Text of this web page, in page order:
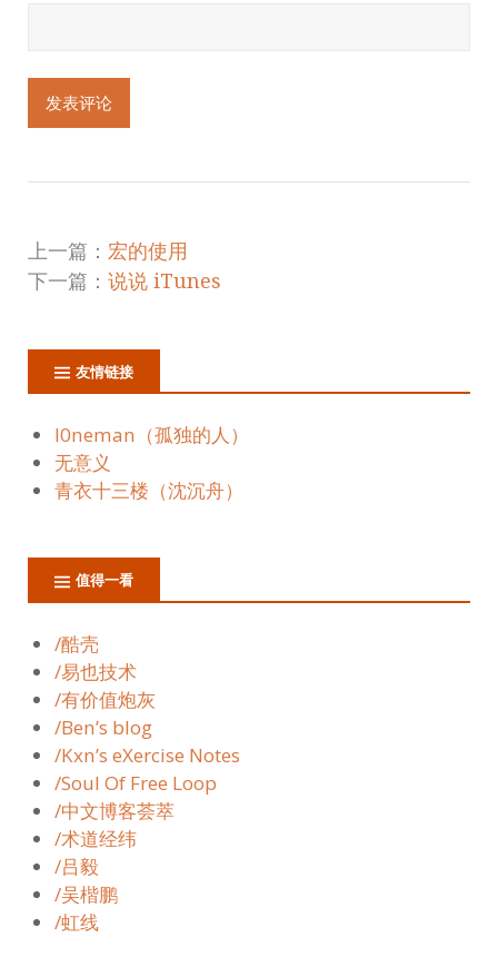
上一篇： 宏的使用
下一篇： 说说 iTunes
友情链接
l0neman（孤独的人）
无意义
青衣十三楼（沈沉舟）
值得一看
/酷壳
/易也技术
/有价值炮灰
/Ben’s blog
/Kxn’s eXercise Notes
/Soul Of Free Loop
/中文博客荟萃
/术道经纬
/吕毅
/吴楷鹏
/虹线